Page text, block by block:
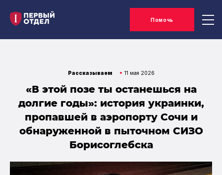
Помочь
Рассказываем 11 мая 2026
«В этой позе ты останешься на
долгие годы»: история украинки,
пропавшей в аэропорту Сочи и
обнаруженной в пыточном СИЗО
Борисоглебска